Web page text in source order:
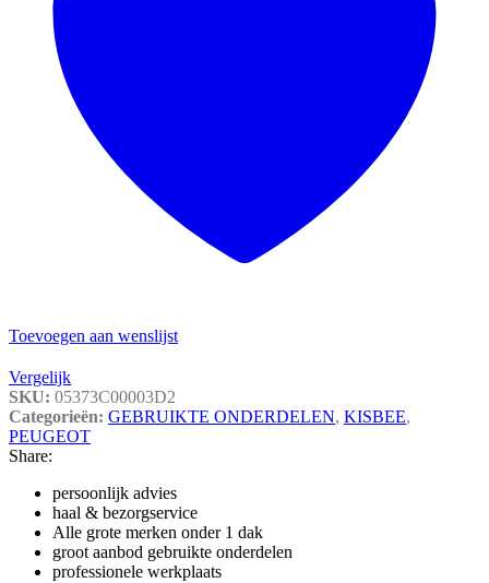
Toevoegen aan wenslijst
Vergelijk
SKU: 05373C00003D2
Categorieën: GEBRUIKTE ONDERDELEN, KISBEE,
PEUGEOT
Share:
persoonlijk advies
haal & bezorgservice
Alle grote merken onder 1 dak
groot aanbod gebruikte onderdelen
professionele werkplaats